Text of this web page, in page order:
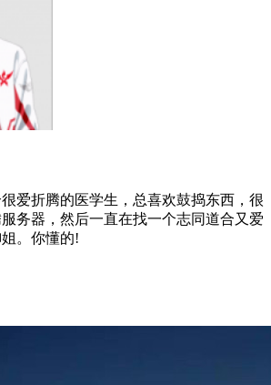
爱折腾的医学生，总喜欢鼓捣东西，很
务器，然后一直在找一个志同道合又爱
。你懂的!